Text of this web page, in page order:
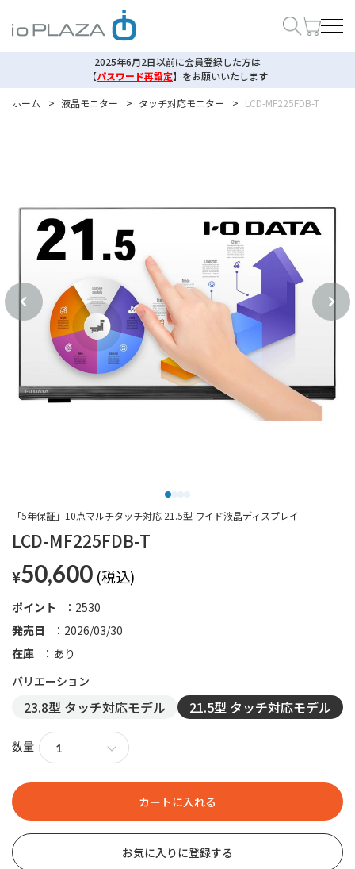
2025年6月2日以前に会員登録した方は
【パスワード再設定】 をお願いいたします
ホーム
> 液晶モニター > タッチ対応モニター > LCD-MF225FDB-T
LCD-MF225FDB-T
「5年保証」10点マルチタッチ対応 21.5型 ワイド液晶ディスプレイ
¥50,600
発売日 2026/03/30
ポイント 2530
在庫 あり
23.8型 タッチ対応モデル 21.5型 タッチ対応モデル
数量
お気に入りに登録する